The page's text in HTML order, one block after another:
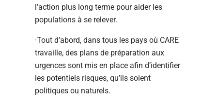
l’action plus long terme pour aider les
populations à se relever.
·Tout d’abord, dans tous les pays où CARE
travaille, des plans de préparation aux
urgences sont mis en place afin d’identifier
les potentiels risques, qu’ils soient
politiques ou naturels.